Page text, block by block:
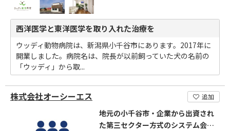
西洋医学と東洋医学を取り入れた治療を
ウッディ動物病院は、新潟県小千谷市にあります。2017年に
開業しました。病院名は、院長が以前飼っていた犬の名前の
「ウッディ」から取...
株式会社オーシーエス 追加
地元の小千谷市・企業から出資され
た第三セクター方式のシステム会社